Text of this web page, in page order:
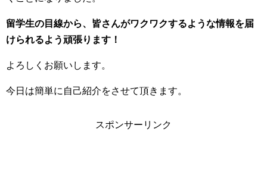
留学生の目線から、皆さんがワクワクするような情報を届
けられるよう頑張ります！
よろしくお願いします。
今日は簡単に自己紹介をさせて頂きます。
スポンサーリンク